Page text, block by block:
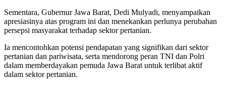
Sementara, Gubernur Jawa Barat, Dedi Mulyadi, menyampaikan
apresiasinya atas program ini dan menekankan perlunya perubahan
persepsi masyarakat terhadap sektor pertanian.
Ia mencontohkan potensi pendapatan yang signifikan dari sektor
pertanian dan pariwisata, serta mendorong peran TNI dan Polri
dalam memberdayakan pemuda Jawa Barat untuk terlibat aktif
dalam sektor pertanian.